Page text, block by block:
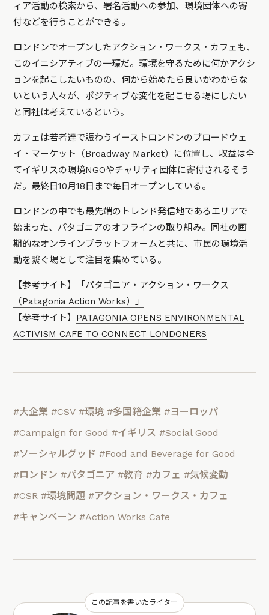
ィア活動の検索から、署名活動への参加、環境団体への寄
付などを行うことができる。
ロンドンでオープンしたアクション・ワークス・カフェも、
このイニシアティブの一環だ。環境を守るために何かアクシ
ョンを起こしたいものの、何から始めたら良いかわからな
いという人々が、ポジティブな変化を起こせる場にしたい
と同社は考えているという。
カフェは若者達で賑わうイーストロンドンのブロードウェ
イ・マーケット（Broadway Market）に位置し、収益は全
てイギリスの環境NGOやチャリティ団体に寄付されるそう
だ。最終日10月18日まで毎日オープンしている。
ロンドンの中でも最先端のトレンド発信地であるエリアで
始まった、パタゴニアのオフラインの取り組み。同社の画
期的なオンラインプラットフォームと共に、市民の環境活
動を繋ぐ場として注目を集めている。
【参考サイト】
「パタゴニア・アクション・ワークス
（Patagonia Action Works）」
【参考サイト】 PATAGONIA OPENS ENVIRONMENTAL
ACTIVISM CAFE TO CONNECT LONDONERS
#大企業 #CSV #環境 #多国籍企業 #ヨーロッパ
#Campaign for Good #イギリス #Social Good
#ソーシャルグッド #Food and Beverage for Good
#ロンドン #パタゴニア #教育 #カフェ #気候変動
#CSR #環境問題 #アクション・ワークス・カフェ
#キャンペーン #Action Works Cafe
この記事を書いたライター